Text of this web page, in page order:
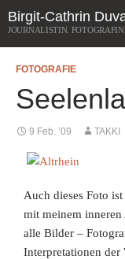
Zum
Inhalt
springen
Suchen
FOTOGRAFIE
9 Feb. ’09 TAKKI
Auch dieses Foto
mit meinem inneren
alle Bilder –
Interpretationen
Birgit-Cathrin
JOURNALISTIN. FOTOGRAFIN.